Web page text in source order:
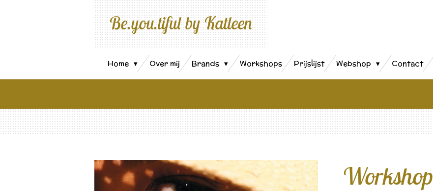
Be.you.tiful by Katleen
Home Over mij Brands Workshops Prijslijst Webshop Contact
Workshop